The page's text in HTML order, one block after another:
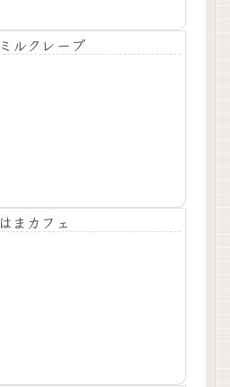
ミルクレープ
はまカフェ